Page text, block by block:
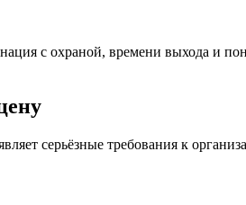
с охраной, времени выхода и
серьёзные требования к